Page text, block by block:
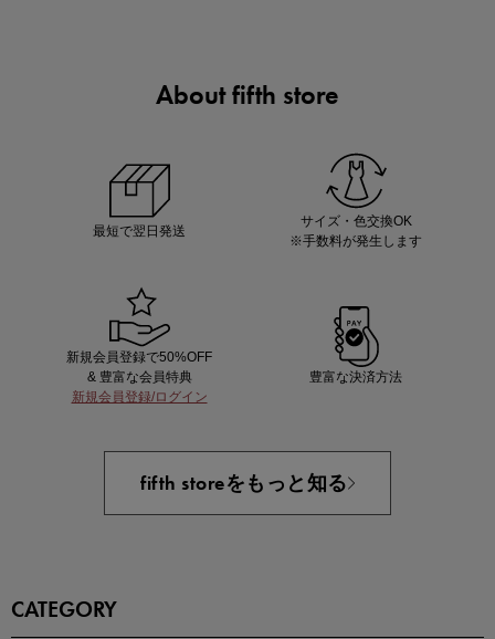
About fifth store
最短で翌日発送
サイズ・色交換OK
※手数料が発生します
新規会員登録で50%OFF
& 豊富な会員特典
新規会員登録/ログイン
豊富な決済方法
fifth storeをもっと知る
CATEGORY